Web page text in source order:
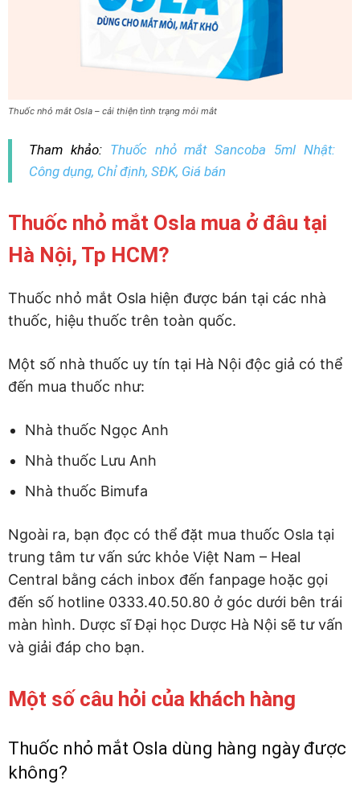
Thuốc nhỏ mắt Osla – cải thiện tình trạng mỏi mắt
Tham khảo: Thuốc nhỏ mắt Sancoba 5ml Nhật:
Công dụng, Chỉ định, SĐK, Giá bán
Thuốc nhỏ mắt Osla mua ở đâu tại
Hà Nội, Tp HCM?
Thuốc nhỏ mắt Osla hiện được bán tại các nhà
thuốc, hiệu thuốc trên toàn quốc.
Một số nhà thuốc uy tín tại Hà Nội độc giả có thể
đến mua thuốc như:
Nhà thuốc Ngọc Anh
Nhà thuốc Lưu Anh
Nhà thuốc Bimufa
Ngoài ra, bạn đọc có thể đặt mua thuốc Osla tại
trung tâm tư vấn sức khỏe Việt Nam – Heal
Central bằng cách inbox đến fanpage hoặc gọi
đến số hotline 0333.40.50.80 ở góc dưới bên trái
màn hình. Dược sĩ Đại học Dược Hà Nội sẽ tư vấn
và giải đáp cho bạn.
Một số câu hỏi của khách hàng
Thuốc nhỏ mắt Osla dùng hàng ngày được
không?